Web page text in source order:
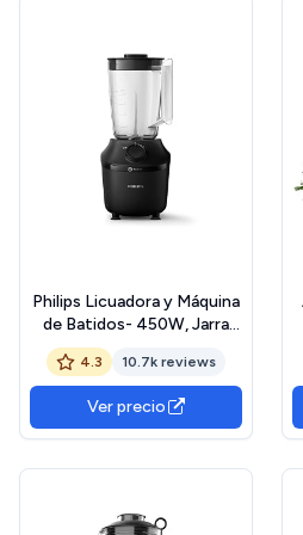
Philips Licuadora y Máquina
de Batidos- 450W, Jarra
1,9L, HomeID App, 1
Velocidad + Pulso,
ProBlend, Trituración de
Hielo y Botella Portátil
(HR2041/41)
4.3 10.7k reviews
Ver precio